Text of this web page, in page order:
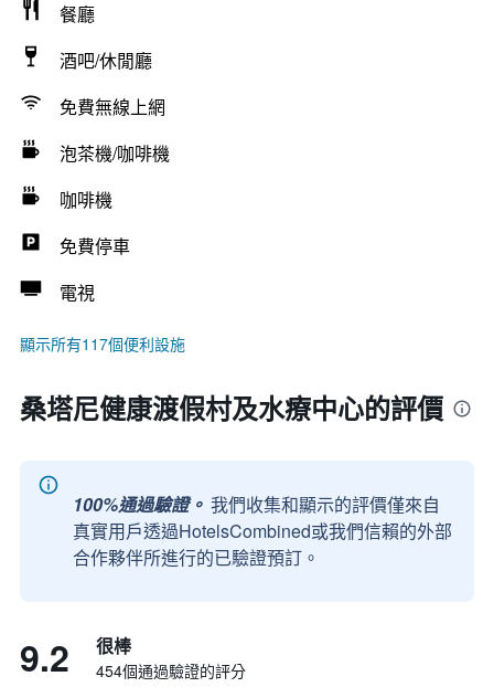
餐廳
酒吧/休閒廳
免費無線上網
泡茶機/咖啡機
咖啡機
免費停車
電視
顯示所有117個便利設施
桑塔尼健康渡假村及水療中心的評價
100%通過驗證。 我們收集和顯示的評價僅來自
真實用戶透過HotelsCombined或我們信賴的外部
合作夥伴所進行的已驗證預訂。
9.2 很棒
454個通過驗證的評分